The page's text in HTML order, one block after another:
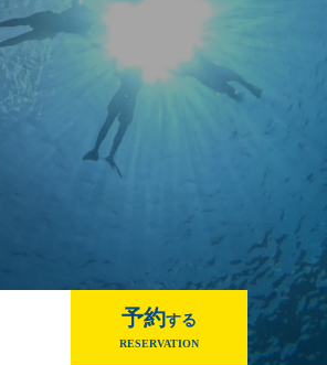
予約する
RESERVATION